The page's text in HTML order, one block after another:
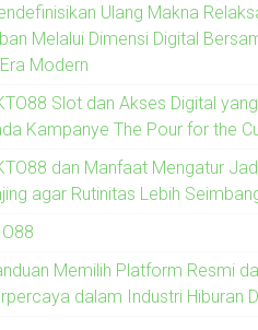
Ulang Makna
Melalui Dimensi Digital
Modern
Slot dan Akses Digital
Kampanye The Pour for the
dan Manfaat Mengatur
agar Rutinitas Lebih
Memilih Platform Resmi
dalam Industri Hiburan